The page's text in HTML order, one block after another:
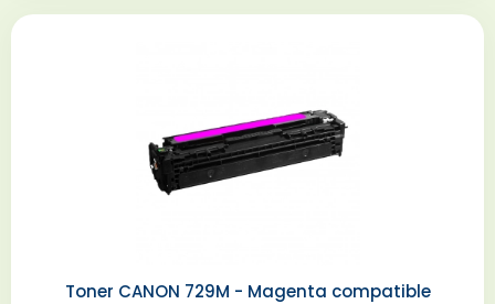
Toner CANON 729M - Magenta compatible